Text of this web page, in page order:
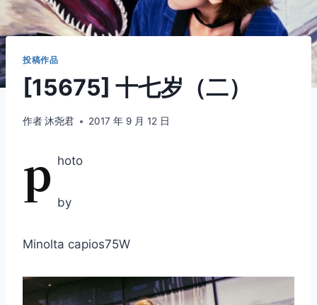
投稿作品
[15675] 十七岁（二）
作者沐尧君 2017 年 9 月 12 日
p hoto
by
Minolta capios75W